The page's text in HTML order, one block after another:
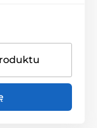
i jeszcze
seria: sexy
szlafrok